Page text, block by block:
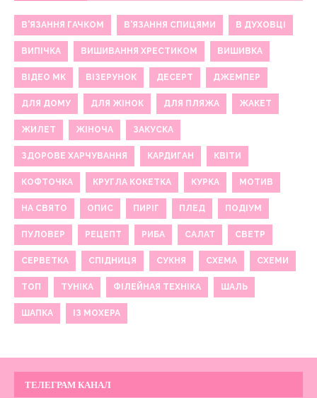
В'ЯЗАННЯ ГАЧКОМ В'ЯЗАННЯ СПИЦЯМИ В ДУХОВЦІ
ВИПІЧКА ВИШИВАННЯ ХРЕСТИКОМ ВИШИВКА
ВІДЕО МК ВІЗЕРУНОК ДЕСЕРТ ДЖЕМПЕР
ДЛЯ ДОМУ ДЛЯ ЖІНОК ДЛЯ ПЛЯЖА ЖАКЕТ
ЖИЛЕТ ЖІНОЧА ЗАКУСКА
ЗДОРОВЕ ХАРЧУВАННЯ КАРДИГАН КВІТИ
КОФТОЧКА КРУГЛА КОКЕТКА КУРКА МОТИВ
НА СВЯТО ОПИС ПИРІГ ПЛЕД ПОДІУМ
ПУЛОВЕР РЕЦЕПТ РИБА САЛАТ СВЕТР
СЕРВЕТКА СПІДНИЦЯ СУКНЯ СХЕМА СХЕМИ
ТОП ТУНІКА ФІЛЕЙНАЯ ТЕХНІКА ШАЛЬ
ШАПКА ІЗ МОХЕРА
ТЕЛЕГРАМ КАНАЛ